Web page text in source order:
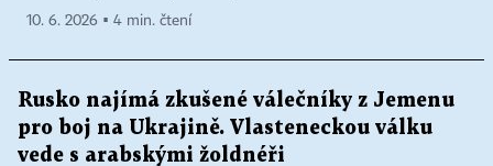
10. 6. 2026 ▪ 4 min. čtení
Rusko najímá zkušené válečníky z Jemenu
pro boj na Ukrajině. Vlasteneckou válku
vede s arabskými žoldnéři